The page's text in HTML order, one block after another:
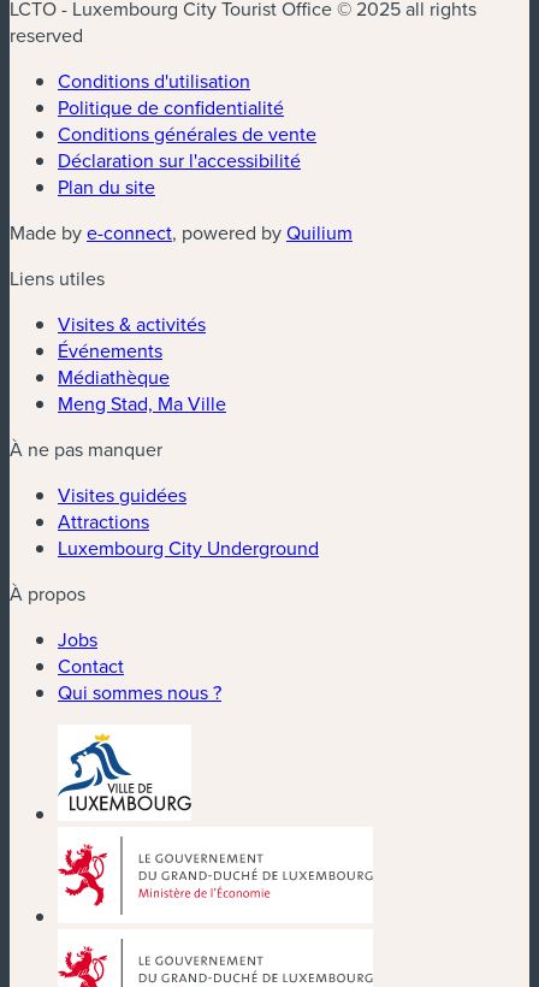
LCTO - Luxembourg City Tourist Office © 2025 all rights
reserved
Conditions d'utilisation
Politique de confidentialité
Conditions générales de vente
Déclaration sur l'accessibilité
Plan du site
Made bye-connect, powered byQuilium
Liens utiles
Visites & activités
Événements
Médiathèque
Meng Stad, Ma Ville
À ne pas manquer
Visites guidées
Attractions
Luxembourg City Underground
À propos
Jobs
Contact
Qui sommes nous ?